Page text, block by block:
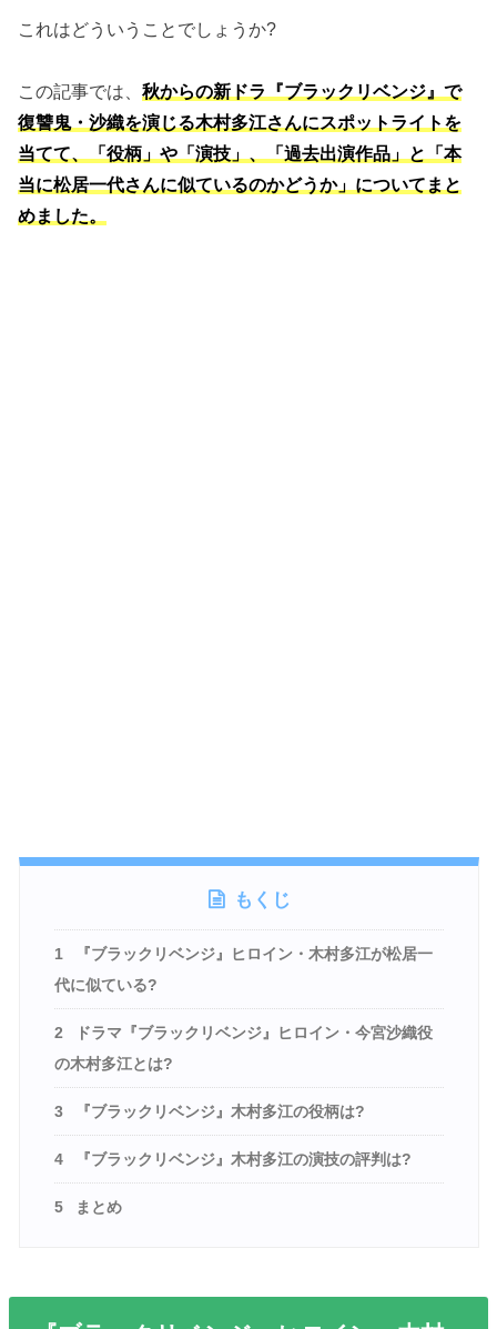
これはどういうことでしょうか?
この記事では、秋からの新ドラ『ブラックリベンジ』で
復讐鬼・沙織を演じる木村多江さんにスポットライトを
当てて、「役柄」や「演技」、「過去出演作品」と「本
当に松居一代さんに似ているのかどうか」についてまと
めました。
もくじ
1
『ブラックリベンジ』ヒロイン・木村多江が松居一
代に似ている?
2
ドラマ『ブラックリベンジ』ヒロイン・今宮沙織役
の木村多江とは?
3 『ブラックリベンジ』木村多江の役柄は?
4 『ブラックリベンジ』木村多江の演技の評判は?
5 まとめ